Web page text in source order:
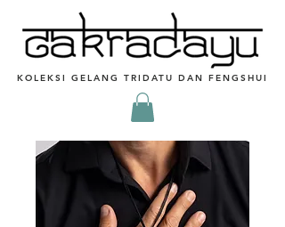
KOLEKSI GELANG TRIDATU DAN FENGSHUI